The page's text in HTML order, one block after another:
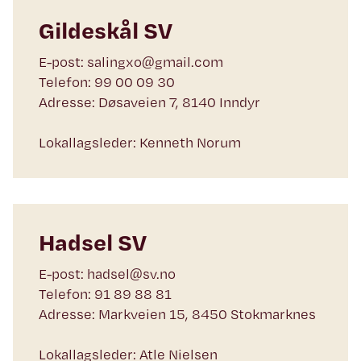
Gildeskål SV
E-post: salingxo@gmail.com
Telefon: 99 00 09 30
Adresse: Døsaveien 7, 8140 Inndyr
Lokallagsleder: Kenneth Norum
Hadsel SV
E-post: hadsel@sv.no
Telefon: 91 89 88 81
Adresse: Markveien 15, 8450 Stokmarknes
Lokallagsleder: Atle Nielsen